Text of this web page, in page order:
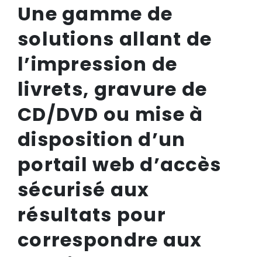
Une gamme de
solutions allant de
l’impression de
livrets, gravure de
CD/DVD ou mise à
disposition d’un
portail web d’accès
sécurisé aux
résultats pour
correspondre aux